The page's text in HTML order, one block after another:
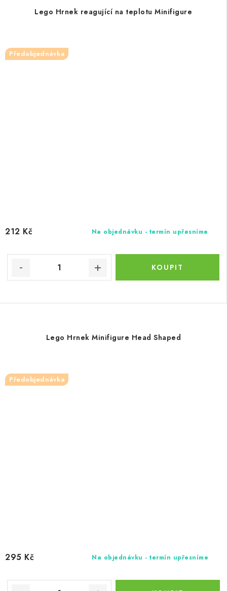
Lego Hrnek reagující na teplotu Minifigure
Předobjednávka
Na objednávku - termín upřesníme
212 Kč
Lego Hrnek Minifigure Head Shaped
Předobjednávka
Na objednávku - termín upřesníme
295 Kč